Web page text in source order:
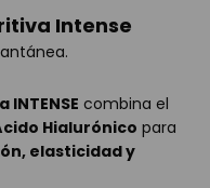
Intense
combina el
Hialurónico para
elasticidad y